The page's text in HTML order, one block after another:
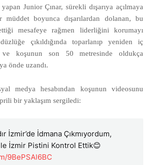
Junior Çınar, sürekli dışarıya açılmaya
müddet boyunca dışarılardan dolanan, bu
mesafeye rağmen liderliğini korumayı
çıkıldığında toparlanıp yeniden iç
koşunun son 50 metresinde oldukça
önde uzandı.
medya hesabından koşunun videosunu
bir yaklaşım sergiledi:
İzmir’de İdmana Çıkmıyordum,
İzmir Pistini Kontrol Ettik😊
9BePSAl6BC